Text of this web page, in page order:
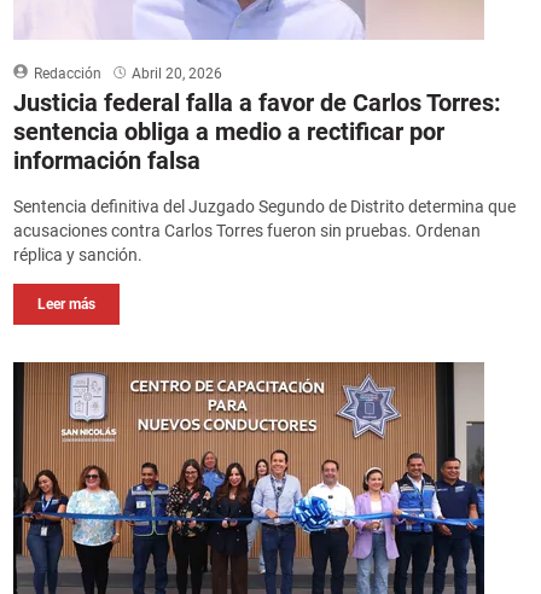
Redacción Abril 20, 2026
Justicia federal falla a favor de Carlos Torres:
sentencia obliga a medio a rectificar por
información falsa
Sentencia definitiva del Juzgado Segundo de Distrito determina que
acusaciones contra Carlos Torres fueron sin pruebas. Ordenan
réplica y sanción.
Leer más